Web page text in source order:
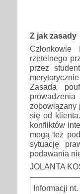
Z jak zasady
rzetelnego
przez
Zasada
zobowiązany
się od
konfliktów
mogą też
sytuację
podawania
JOLANTA
Informacji